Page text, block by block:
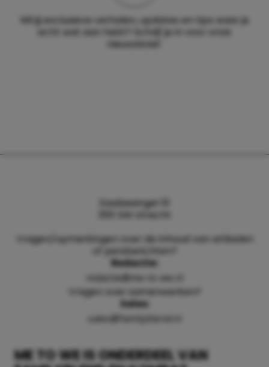
Wil jij exclusieve verhalen, updates en tips waar je
echt wat aan hebt? Schrijf je in voor onze
nieuwsbrief.
ME TO WE IS ONDERDEEL VAN
Daalsesingel 51
3511 SW Utrecht
Vragen/opmerkingen over de inhoud van artikelen
of persberichten?
Redactie:
redactie@me-to-we.nl
Vragen over samenwerken?
Sales:
sales@familyblend.nl